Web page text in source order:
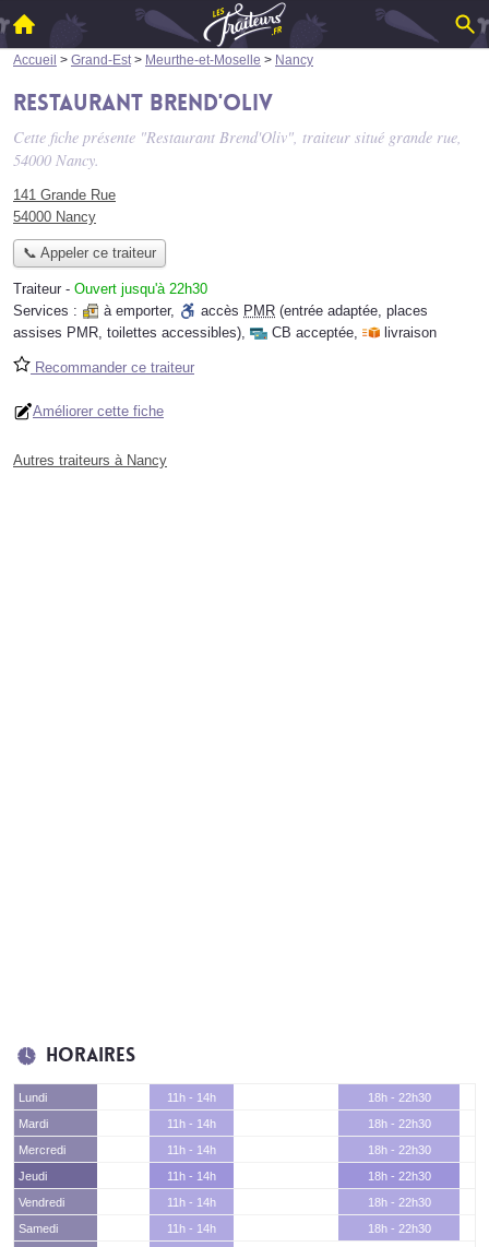
Accueil > Grand-Est > Meurthe-et-Moselle > Nancy
Restaurant Brend'Oliv
Cette fiche présente "Restaurant Brend'Oliv", traiteur situé grande rue,
54000 Nancy.
141 Grande Rue
54000 Nancy
📞 Appeler ce traiteur
Traiteur - Ouvert jusqu'à 22h30
Services :
à emporter, accès PMR (entrée adaptée, places
assises PMR, toilettes accessibles), CB acceptée, livraison
Recommander ce traiteur
Améliorer cette fiche
Autres traiteurs à Nancy
Horaires
Lundi 11h - 14h
18h - 22h30
Mardi
11h - 14h
18h - 22h30
Mercredi
11h - 14h
18h - 22h30
Jeudi
11h - 14h
18h - 22h30
Vendredi
11h - 14h
18h - 22h30
Samedi
11h - 14h
18h - 22h30